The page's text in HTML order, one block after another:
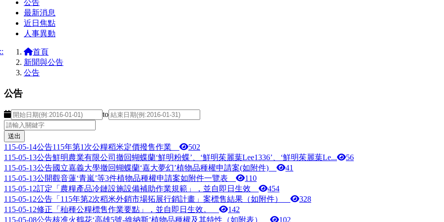
公告
最新消息
近日焦點
人事異動
首頁
新聞與公告
公告
公告
開始日期 to結束日期
115-05-14公告115年第1次公糧稻米定價撥售作業
502
115-05-13公告鮮明農業有限公司撤回蝴蝶蘭‘鮮明粉蝶’、‘鮮明茱麗葉Lee1336’、‘鮮明茱麗葉Le...
56
115-05-13公告國立嘉義大學撤回蝴蝶蘭‘嘉大夢幻’植物品種權申請案(如附件)
41
115-05-13公開觀音蓮‘青嵐’等3件植物品種權申請案如附件一覽表
110
115-05-12訂定「農糧產品冷鏈設施設備補助作業規範」，並自即日生效
454
115-05-12公告「115年第2次稻米外銷市場拓展行銷計畫」案標售結果（如附件）
328
115-05-12修正「秈種公糧標售作業要點」，並自即日生效。
142
115-05-08公告核准火鶴花‘高雄5號-維納斯’植物品種權及其特性（如附表） 102